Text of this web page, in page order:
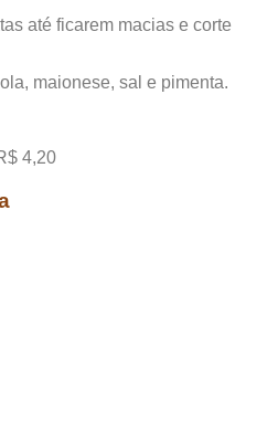
até ficarem macias e corte
maionese, sal e pimenta.
4,20